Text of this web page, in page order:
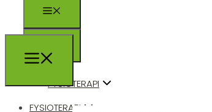
FYSIOTERAPI
FYSIOTERAPI